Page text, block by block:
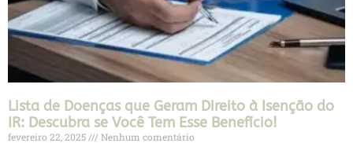
Lista de Doenças que Geram Direito à Isenção do
IR: Descubra se Você Tem Esse Benefício!
fevereiro 22, 2025
Nenhum comentário